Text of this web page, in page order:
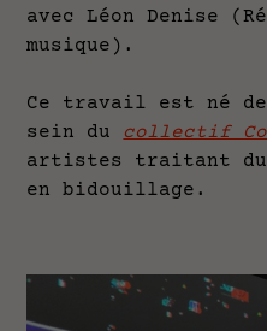
avec Léon Denise
musique).
Ce travail est né
sein du collectif
artistes traitant du
en bidouillage.